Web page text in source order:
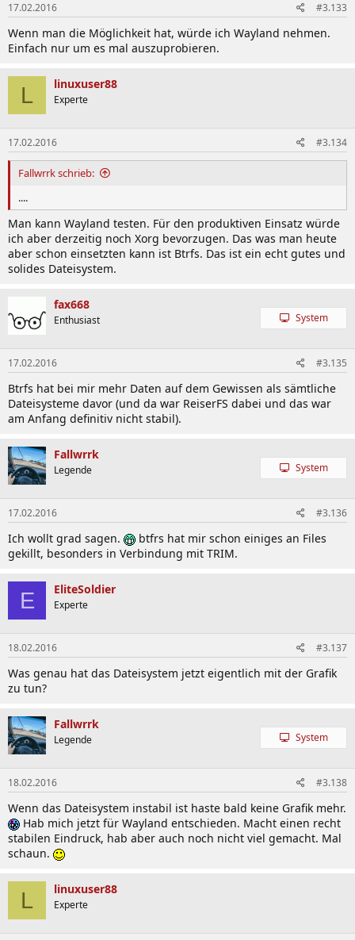
17.02.2016 #3.133
Wenn man die Möglichkeit hat, würde ich Wayland nehmen.
Einfach nur um es mal auszuprobieren.
L linuxuser88
Experte
17.02.2016 #3.134
Fallwrrk schrieb:
....
Man kann Wayland testen. Für den produktiven Einsatz würde
ich aber derzeitig noch Xorg bevorzugen. Das was man heute
aber schon einsetzten kann ist Btrfs. Das ist ein echt gutes und
solides Dateisystem.
fax668
Enthusiast System
17.02.2016 #3.135
Btrfs hat bei mir mehr Daten auf dem Gewissen als sämtliche
Dateisysteme davor (und da war ReiserFS dabei und das war
am Anfang definitiv nicht stabil).
Fallwrrk
Legende System
17.02.2016 #3.136
Ich wollt grad sagen.
btfrs hat mir schon einiges an Files
gekillt, besonders in Verbindung mit TRIM.
E EliteSoldier
Experte
18.02.2016 #3.137
Was genau hat das Dateisystem jetzt eigentlich mit der Grafik
zu tun?
Fallwrrk
Legende System
18.02.2016 #3.138
Wenn das Dateisystem instabil ist haste bald keine Grafik mehr.
Hab mich jetzt für Wayland entschieden. Macht einen recht
stabilen Eindruck, hab aber auch noch nicht viel gemacht. Mal
schaun.
L linuxuser88
Experte